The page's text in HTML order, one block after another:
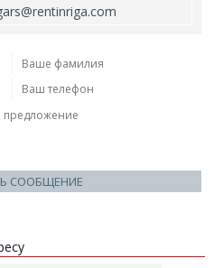
СООБЩЕНИЕ